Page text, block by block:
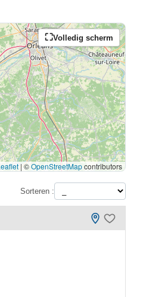
Volledig scherm
| ©OpenStreetMapcontributors
Sorteren :